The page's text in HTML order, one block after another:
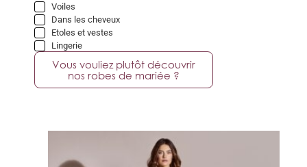
Voiles
Dans les cheveux
Etoles et vestes
Lingerie
Vous vouliez plutôt découvrir
nos robes de mariée ?